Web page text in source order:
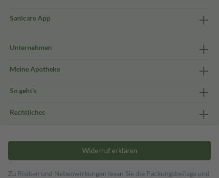
Sanicare App
Unternehmen
Meine Apotheke
So geht's
Rechtliches
Widerruf erklären
Zu Risiken und Nebenwirkungen lesen Sie die Packungsbeilage und